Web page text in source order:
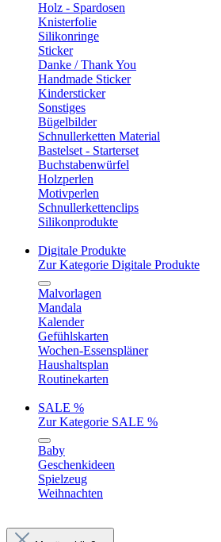
Holz - Spardosen
Knisterfolie
Silikonringe
Sticker
Danke / Thank You
Handmade Sticker
Kindersticker
Sonstiges
Bügelbilder
Schnullerketten Material
Bastelset - Starterset
Buchstabenwürfel
Holzperlen
Motivperlen
Schnullerkettenclips
Silikonprodukte
Digitale Produkte
Zur Kategorie Digitale Produkte
Malvorlagen
Mandala
Kalender
Gefühlskarten
Wochen-Essenspläner
Haushaltsplan
Routinekarten
SALE %
Zur Kategorie SALE %
Baby
Geschenkideen
Spielzeug
Weihnachten